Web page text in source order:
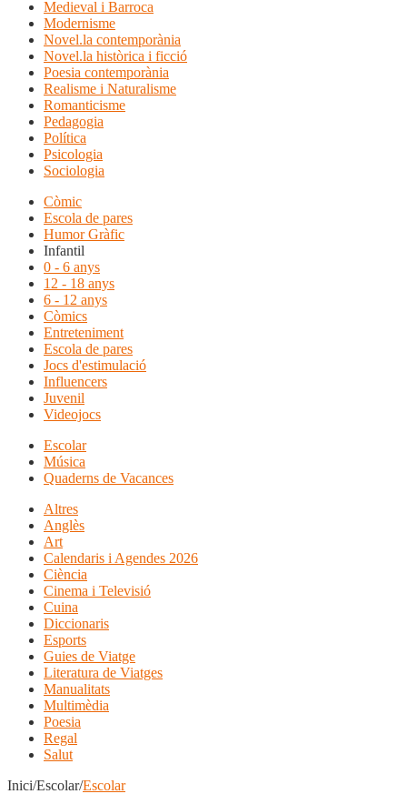
Medieval i Barroca
Modernisme
Novel.la contemporània
Novel.la històrica i ficció
Poesia contemporània
Realisme i Naturalisme
Romanticisme
Pedagogia
Política
Psicologia
Sociologia
Còmic
Escola de pares
Humor Gràfic
Infantil
0 - 6 anys
12 - 18 anys
6 - 12 anys
Còmics
Entreteniment
Escola de pares
Jocs d'estimulació
Influencers
Juvenil
Videojocs
Escolar
Música
Quaderns de Vacances
Altres
Anglès
Art
Calendaris i Agendes 2026
Ciència
Cinema i Televisió
Cuina
Diccionaris
Esports
Guies de Viatge
Literatura de Viatges
Manualitats
Multimèdia
Poesia
Regal
Salut
Inici/Escolar/Escolar